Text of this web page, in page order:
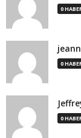
0
0
0